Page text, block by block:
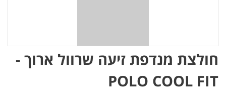
חולצת מנדפת זיעה שרוול ארוך -
POLO COOL FIT